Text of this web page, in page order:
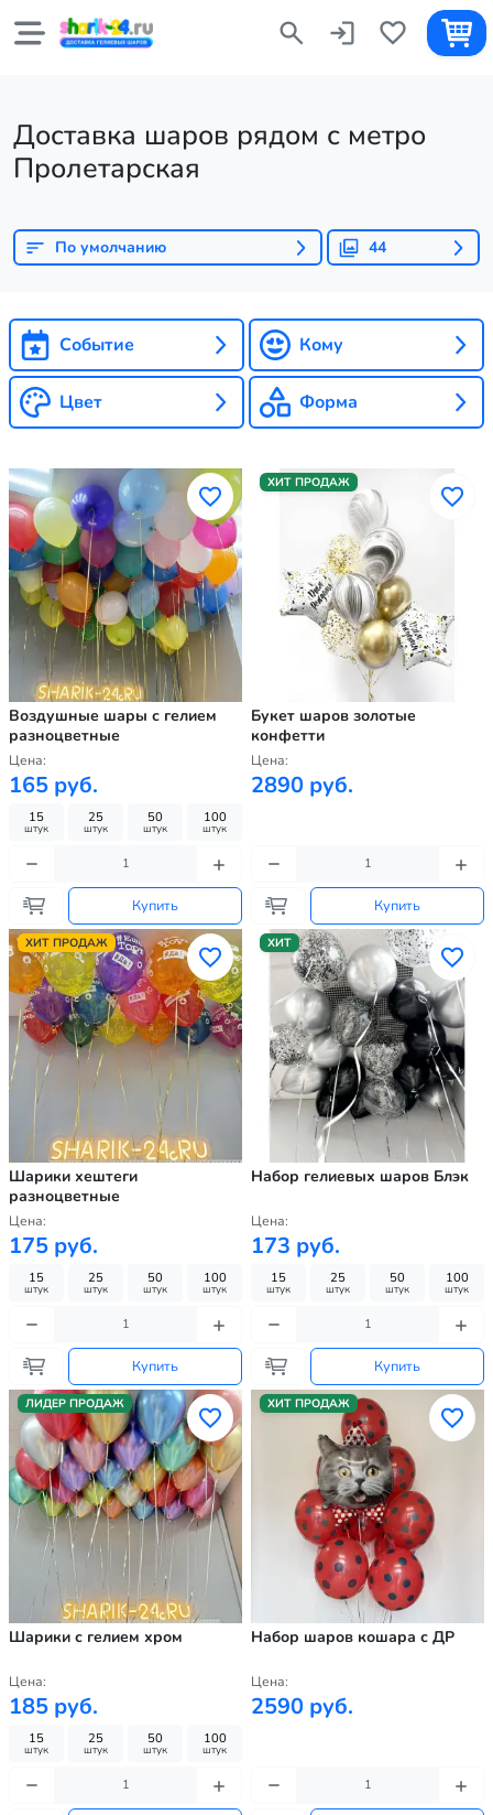
Доставка шаров рядом с метро
Пролетарская
По умолчанию 44
Событие Кому
Цвет Форма
Воздушные шары с гелием
разноцветные
Цена:
165 руб.
15
штук
25
штук
50
штук
100
штук
Купить
ХИТ ПРОДАЖ
Букет шаров золотые
конфетти
Цена:
2890 руб.
Купить
ХИТ ПРОДАЖ
Шарики хештеги
разноцветные
Цена:
175 руб.
15
штук
25
штук
50
штук
100
штук
Купить
ХИТ
Набор гелиевых шаров Блэк
Цена:
173 руб.
15
штук
25
штук
50
штук
100
штук
Купить
ЛИДЕР ПРОДАЖ
Шарики с гелием хром
Цена:
185 руб.
15
штук
25
штук
50
штук
100
штук
ХИТ ПРОДАЖ
Набор шаров кошара с ДР
Цена:
2590 руб.